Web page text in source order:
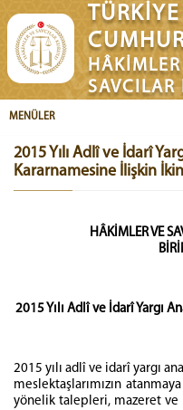
TÜRKİYE
HÂKİMLER
SAVCILAR
MENÜLER
2015 Yılı Adlî ve İdarî
Kararnamesine İlişkin
HÂKİMLER VE
2015 Yılı Adlî ve İdarî Yargı
2015 yılı adlî ve idarî yargı
meslektaşlarımızın
yönelik talepleri, mazeret ve